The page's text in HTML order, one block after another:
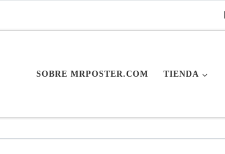
SOBRE MRPOSTER.COM TIENDA